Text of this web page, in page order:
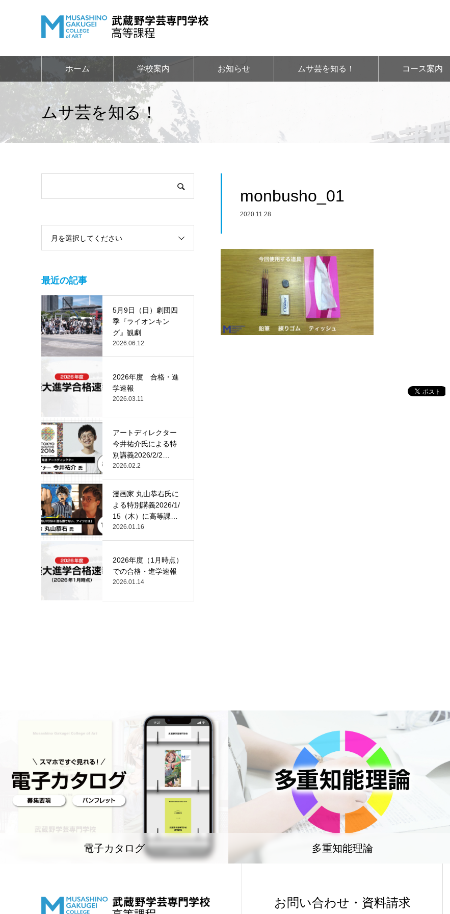
ホーム 学校案内 お知らせ ムサ芸を知る！ コース案内
ムサ芸を知る！
monbusho_01
2020.11.28
月を選択してください
最近の記事
5月9日（日）劇団四
季『ライオンキン
グ』観劇
2026.06.12
2026年度 合格・進
学速報
2026.03.11
アートディレクター
今井祐介氏による特
別講義2026/2/2
（月）…
2026.02.2
漫画家 丸山恭右氏に
よる特別講義2026/1/
15（木）に高等課
程…
2026.01.16
2026年度（1月時点）
での合格・進学速報
2026.01.14
電子カタログ 多重知能理論
お問い合わせ・資料請求